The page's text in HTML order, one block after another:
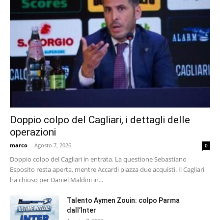
Doppio colpo del Cagliari, i dettagli delle
operazioni
marco - Agosto 7, 2026 0
Doppio colpo del Cagliari in entrata. La questione Sebastiano
Esposito resta aperta, mentre Accardi piazza due acquisti. Il Cagliari
ha chiuso per Daniel Maldini in...
Talento Aymen Zouin: colpo Parma
dall’Inter